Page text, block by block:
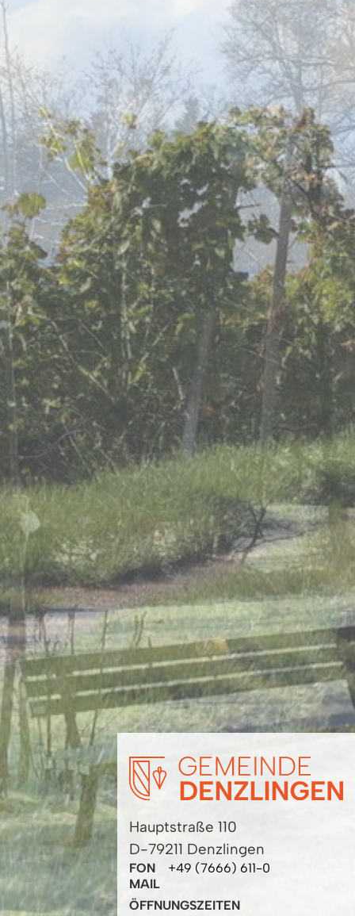
Hauptstraße 110
D-79211 Denzlingen
FON
+49 (7666) 611-0
MAIL
ÖFFNUNGSZEITEN